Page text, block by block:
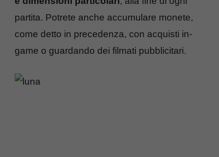
partita. Potrete anche accumulare monete,
come detto in precedenza, con acquisti in-
game o guardando dei filmati pubblicitari.